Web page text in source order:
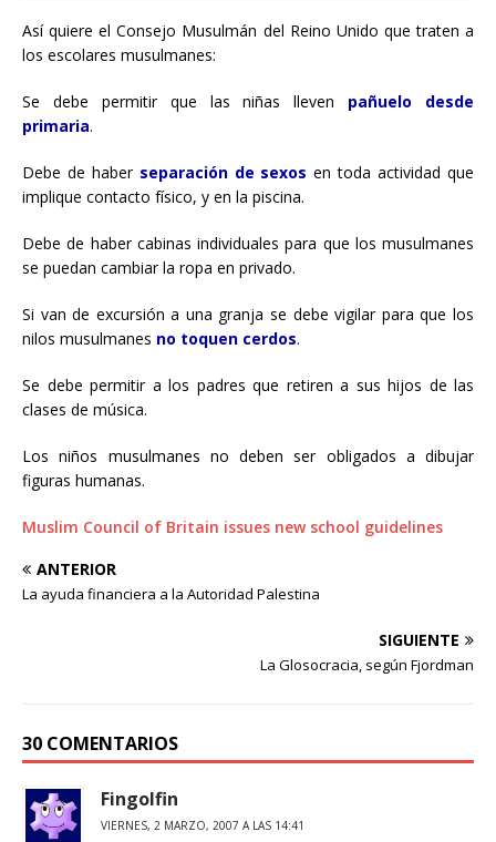
Así quiere el Consejo Musulmán del Reino Unido que traten a
los escolares musulmanes:
Se debe permitir que las niñas lleven pañuelo desde
primaria.
Debe de haber separación de sexos en toda actividad que
implique contacto físico, y en la piscina.
Debe de haber cabinas individuales para que los musulmanes
se puedan cambiar la ropa en privado.
Si van de excursión a una granja se debe vigilar para que los
nilos musulmanes no toquen cerdos.
Se debe permitir a los padres que retiren a sus hijos de las
clases de música.
Los niños musulmanes no deben ser obligados a dibujar
figuras humanas.
Muslim Council of Britain issues new school guidelines
ANTERIOR
La ayuda financiera a la Autoridad Palestina
SIGUIENTE
La Glosocracia, según Fjordman
30 COMENTARIOS
Fingolfin
VIERNES, 2 MARZO, 2007 A LAS 14:41